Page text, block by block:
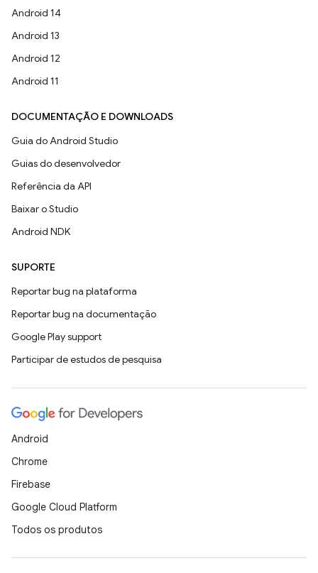
Android 14
Android 13
Android 12
Android 11
DOCUMENTAÇÃO E DOWNLOADS
Guia do Android Studio
Guias do desenvolvedor
Referência da API
Baixar o Studio
Android NDK
SUPORTE
Reportar bug na plataforma
Reportar bug na documentação
Google Play support
Participar de estudos de pesquisa
Android
Chrome
Firebase
Google Cloud Platform
Todos os produtos